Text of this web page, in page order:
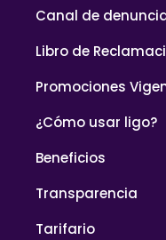
Canal de
Libro de
Promociones
¿Cómo usar ligo?
Beneficios
Transparencia
Tarifario